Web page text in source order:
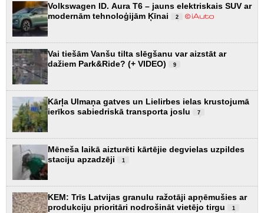
Volkswagen ID. Aura T6 – jauns elektriskais SUV ar
modernām tehnoloģijām Ķīnai
2
Vai tiešām Vanšu tilta slēgšanu var aizstāt ar
dažiem Park&Ride? (+ VIDEO)
9
Kārļa Ulmaņa gatves un Lielirbes ielas krustojumā
ierīkos sabiedriskā transporta joslu
7
Mēneša laikā aizturēti kārtējie degvielas uzpildes
staciju apzadzēji
1
KEM: Trīs Latvijas granulu ražotāji apņēmušies ar
produkciju prioritāri nodrošināt vietējo tirgu
1